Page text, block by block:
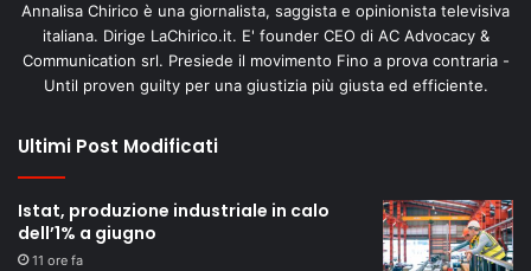
Annalisa Chirico è una giornalista, saggista e opinionista televisiva
italiana. Dirige LaChirico.it. E' founder CEO di AC Advocacy &
Communication srl. Presiede il movimento Fino a prova contraria -
Until proven guilty per una giustizia più giusta ed efficiente.
Ultimi Post Modificati
Istat, produzione industriale in calo
dell’1% a giugno
11 ore fa